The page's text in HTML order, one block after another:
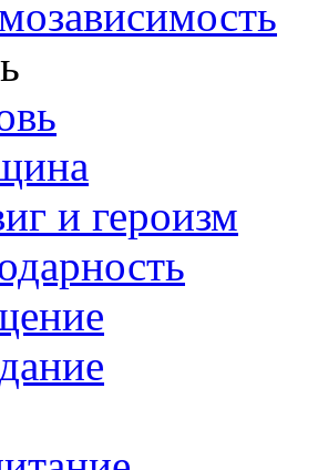
и героизм